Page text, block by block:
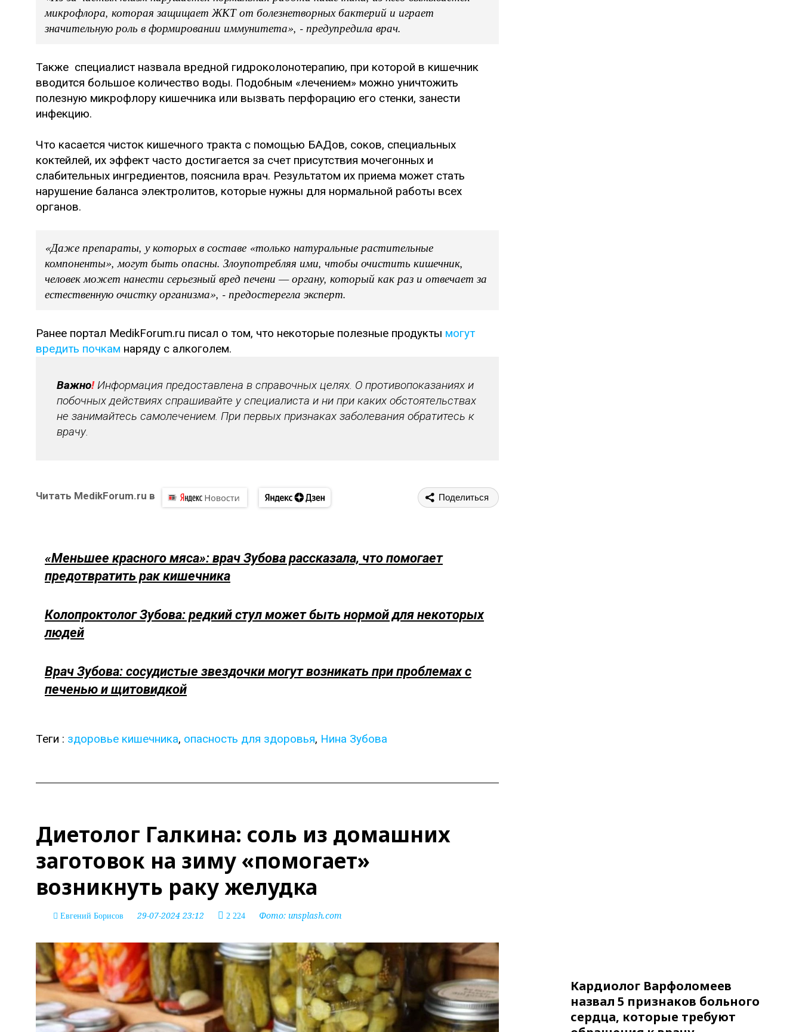
микрофлора, которая защищает ЖКТ от болезнетворных бактерий и играет
значительную роль в формировании иммунитета», - предупредила врач.
Также специалист назвала вредной гидроколонотерапию, при которой в кишечник
вводится большое количество воды. Подобным «лечением» можно уничтожить
полезную микрофлору кишечника или вызвать перфорацию его стенки, занести
инфекцию.
Что касается чисток кишечного тракта с помощью БАДов, соков, специальных
коктейлей, их эффект часто достигается за счет присутствия мочегонных и
слабительных ингредиентов, пояснила врач. Результатом их приема может стать
нарушение баланса электролитов, которые нужны для нормальной работы всех
органов.
«Даже препараты, у которых в составе «только натуральные растительные
компоненты», могут быть опасны. Злоупотребляя ими, чтобы очистить кишечник,
человек может нанести серьезный вред печени — органу, который как раз и отвечает за
естественную очистку организма», - предостерегла эксперт.
Ранее портал MedikForum.ru писал о том, что некоторые полезные продукты могут
вредить почкам наряду с алкоголем.
Важно!Информация предоставлена в справочных целях. О противопоказаниях и
побочных действиях спрашивайте у специалиста и ни при каких обстоятельствах
не занимайтесь самолечением. При первых признаках заболевания обратитесь к
врачу.
Читать MedikForum.ru в Поделиться
«Меньшее красного мяса»: врач Зубова рассказала, что помогает
предотвратить рак кишечника
Колопроктолог Зубова: редкий стул может быть нормой для некоторых
людей
Врач Зубова: сосудистые звездочки могут возникать при проблемах с
печенью и щитовидкой
Теги : здоровье кишечника, опасность для здоровья, Нина Зубова
Диетолог Галкина: соль из домашних
заготовок на зиму «помогает»
возникнуть раку желудка
Евгений Борисов 29-07-2024 23:12 2 224 Фото: unsplash.com
Кардиолог Варфоломеев
назвал 5 признаков больного
сердца, которые требуют